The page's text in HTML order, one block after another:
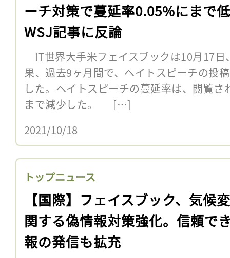
ーチ対策で蔓延率0.05%にまで
WSJ記事に反論
IT世界大手米フェイスブックは10月17日
果、過去9ヶ月間で、ヘイトスピーチの投
した。ヘイトスピーチの蔓延率は、閲覧
まで減少した。 […]
2021/10/18
トップニュース
【国際】フェイスブック、気候
関する偽情報対策強化。信頼で
報の発信も拡充